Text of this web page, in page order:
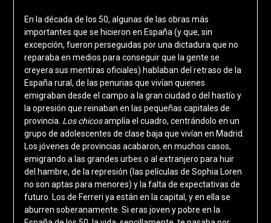
En la década de los 50, algunas de las obras más
importantes que se hicieron en España (y que, sin
excepción, fueron perseguidas por una dictadura que no
reparaba en medios para conseguir que la gente se
creyera sus mentiras oficiales) hablaban del retraso de la
España rural, de las penurias que vivían quienes
emigraban desde el campo a la gran ciudad o del hastío y
la opresión que reinaban en las pequeñas capitales de
provincia. Los chicosamplía el cuadro, centrándolo en un
grupo de adolescentes de clase baja que vivían en Madrid.
Los jóvenes de provincias acabaron, en muchos casos,
emigrando a las grandes urbes o al extranjero para huir
del hambre, de la represión (las películas de Sophia Loren
no son aptas para menores) y la falta de expectativas de
futuro. Los de Ferreri ya están en la capital, y en ella se
aburren soberanamente. Si eras joven y pobre en la